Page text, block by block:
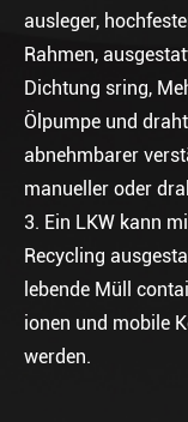
ausleger,
Rahmen,
Dichtung sring,
Ölpumpe und
abnehmbarer
manueller oder
3. Ein LKW kann
Recycling
lebende Müll
ionen und mobile
werden.